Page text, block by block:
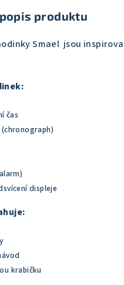
produktu
Smael jsou
čas
displeje
krabičku